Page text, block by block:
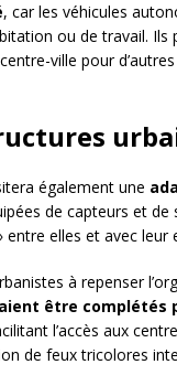
, car les véhicules
ou de travail. Ils
ville pour
également une
de capteurs et de
elles et avec leur
à repenser
être complétés
l’accès aux
de feux tricolores